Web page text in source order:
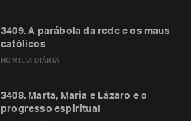
HOMILIA DIÁRIA
3409. A parábola da rede e os maus
católicos
3408. Marta, Maria e Lázaro e o
progresso espiritual